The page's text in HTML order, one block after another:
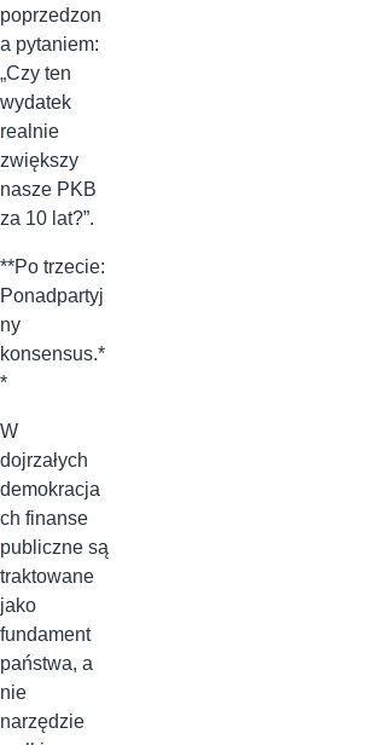
poprzedzon
a pytaniem:
„Czy ten
wydatek
realnie
zwiększy
nasze PKB
za 10 lat?”.
**Po trzecie:
Ponadpartyj
ny
konsensus.*
*
W
dojrzałych
demokracja
ch finanse
publiczne są
traktowane
jako
fundament
państwa, a
nie
narzędzie